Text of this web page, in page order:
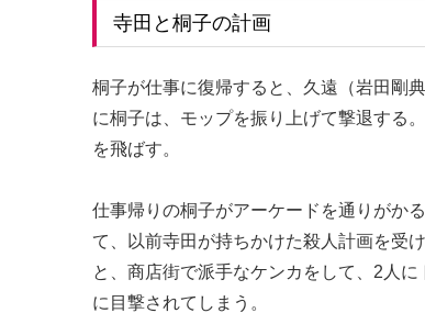
寺田と桐子の計画
桐子が仕事に復帰すると、久遠（岩田剛
に桐子は、モップを振り上げて撃退する
を飛ばす。
仕事帰りの桐子がアーケードを通りがか
て、以前寺田が持ちかけた殺人計画を受
と、商店街で派手なケンカをして、2人
に目撃されてしまう。